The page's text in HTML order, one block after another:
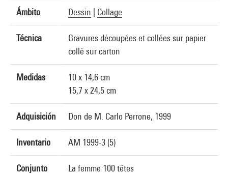
Ámbito Dessin Collage
Técnica
Gravures découpées et collées sur papier
collé sur carton
Medidas
10 x 14,6 cm
15,7 x 24,5 cm
Adquisición Don de M. Carlo Perrone, 1999
Inventario AM 1999-3 (5)
Conjunto
La femme 100 têtes